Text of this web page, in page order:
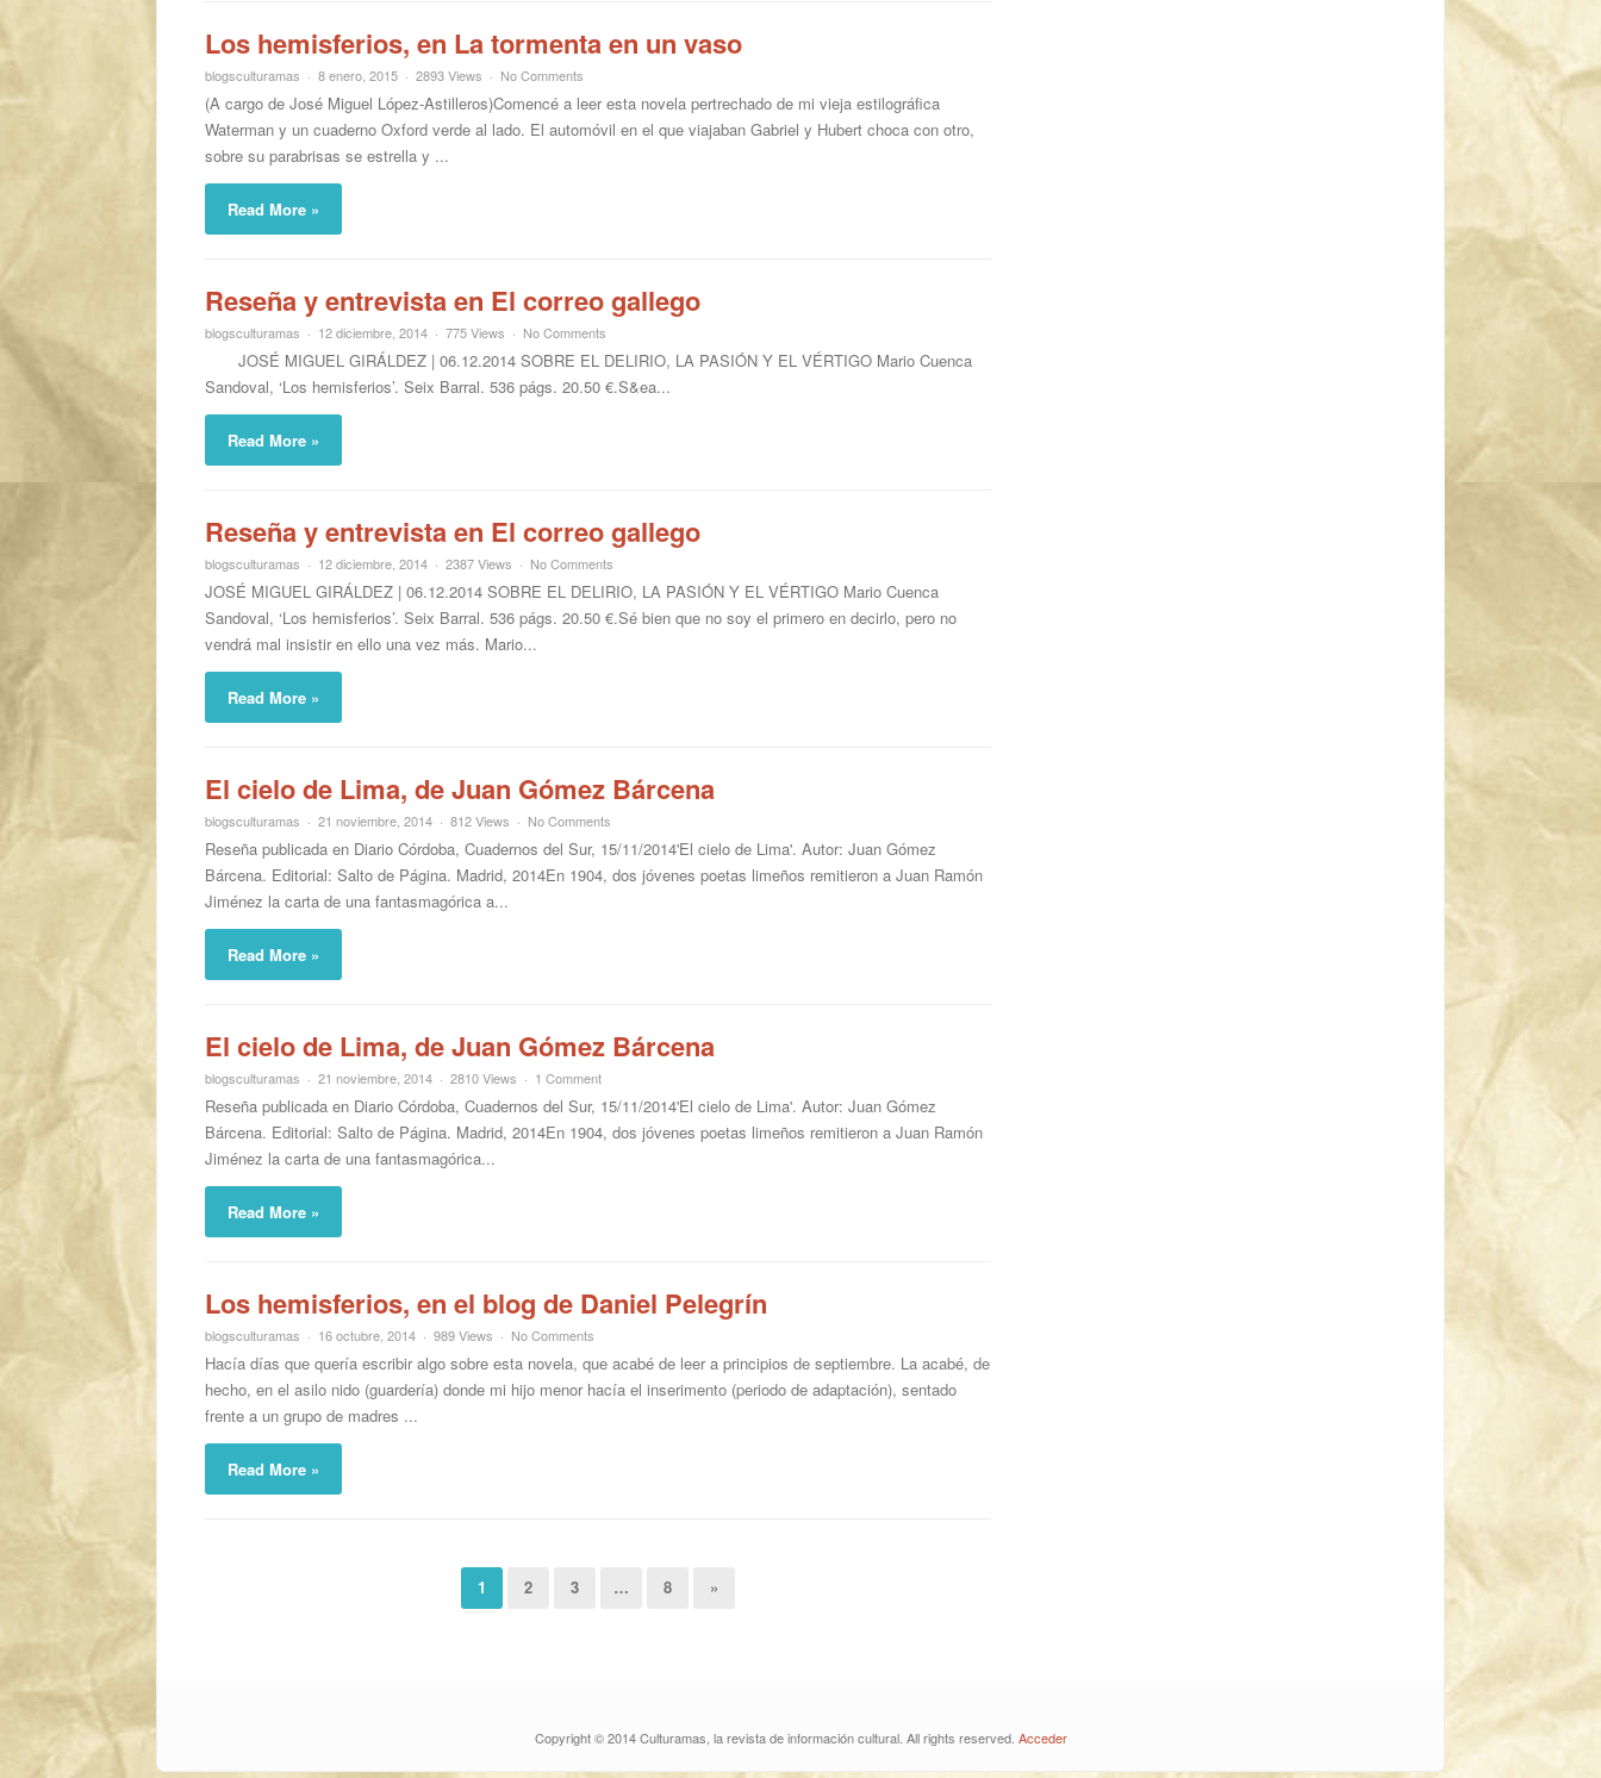
Los hemisferios, en La tormenta en un vaso
blogsculturamas 8 enero, 2015 2893 Views No Comments
(A cargo de José Miguel López-Astilleros)Comencé a leer esta novela pertrechado de mi vieja estilográfica
Waterman y un cuaderno Oxford verde al lado. El automóvil en el que viajaban Gabriel y Hubert choca con otro,
sobre su parabrisas se estrella y ...
Read More »
Reseña y entrevista en El correo gallego
blogsculturamas 12 diciembre, 2014 775 Views No Comments
JOSÉ MIGUEL GIRÁLDEZ | 06.12.2014 SOBRE EL DELIRIO, LA PASIÓN Y EL VÉRTIGO Mario Cuenca
Sandoval, ‘Los hemisferios’. Seix Barral. 536 págs. 20.50 €.S&ea...
Read More »
Reseña y entrevista en El correo gallego
blogsculturamas 12 diciembre, 2014 2387 Views No Comments
JOSÉ MIGUEL GIRÁLDEZ | 06.12.2014 SOBRE EL DELIRIO, LA PASIÓN Y EL VÉRTIGO Mario Cuenca
Sandoval, ‘Los hemisferios’. Seix Barral. 536 págs. 20.50 €.Sé bien que no soy el primero en decirlo, pero no
vendrá mal insistir en ello una vez más. Mario...
Read More »
El cielo de Lima, de Juan Gómez Bárcena
blogsculturamas 21 noviembre, 2014 812 Views No Comments
Reseña publicada en Diario Córdoba, Cuadernos del Sur, 15/11/2014'El cielo de Lima'. Autor: Juan Gómez
Bárcena. Editorial: Salto de Página. Madrid, 2014En 1904, dos jóvenes poetas limeños remitieron a Juan Ramón
Jiménez la carta de una fantasmagórica a...
Read More »
El cielo de Lima, de Juan Gómez Bárcena
blogsculturamas 21 noviembre, 2014 2810 Views 1 Comment
Reseña publicada en Diario Córdoba, Cuadernos del Sur, 15/11/2014'El cielo de Lima'. Autor: Juan Gómez
Bárcena. Editorial: Salto de Página. Madrid, 2014En 1904, dos jóvenes poetas limeños remitieron a Juan Ramón
Jiménez la carta de una fantasmagórica...
Read More »
Los hemisferios, en el blog de Daniel Pelegrín
blogsculturamas 16 octubre, 2014 989 Views No Comments
Hacía días que quería escribir algo sobre esta novela, que acabé de leer a principios de septiembre. La acabé, de
hecho, en el asilo nido (guardería) donde mi hijo menor hacía el inserimento (periodo de adaptación), sentado
frente a un grupo de madres ...
Read More »
1 2 3 … 8 »
Copyright © 2014 Culturamas, la revista de información cultural. All rights reserved. Acceder